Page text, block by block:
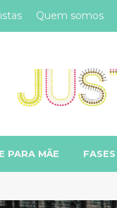
Quem somos
PARA MÃE FASES